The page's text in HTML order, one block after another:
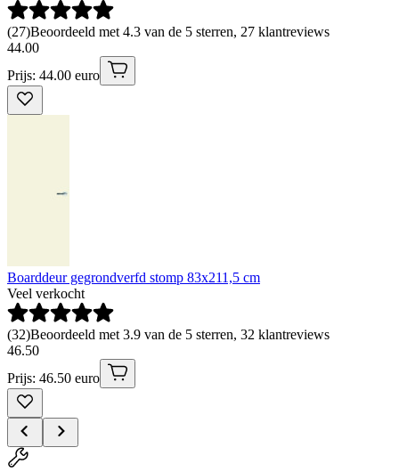
(27)Beoordeeld met 4.3 van de 5 sterren, 27 klantreviews
44.00
Prijs: 44.00 euro
Boarddeur gegrondverfd stomp 83x211,5 cm
Veel verkocht
(32)Beoordeeld met 3.9 van de 5 sterren, 32 klantreviews
46.50
Prijs: 46.50 euro